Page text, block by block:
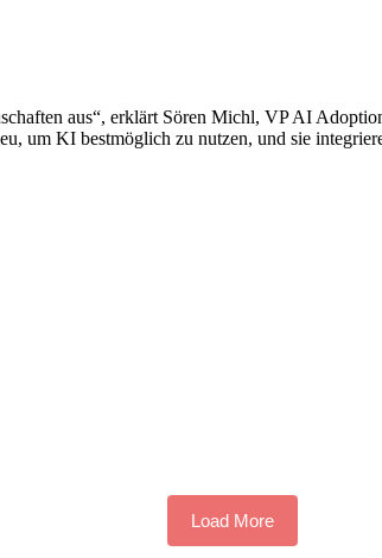
aus“, erklärt Sören Michl, VP AI
um KI bestmöglich zu nutzen, und sie
Load More